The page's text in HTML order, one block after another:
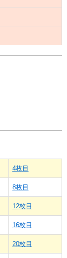
4枚目
8枚目
12枚目
16枚目
20枚目